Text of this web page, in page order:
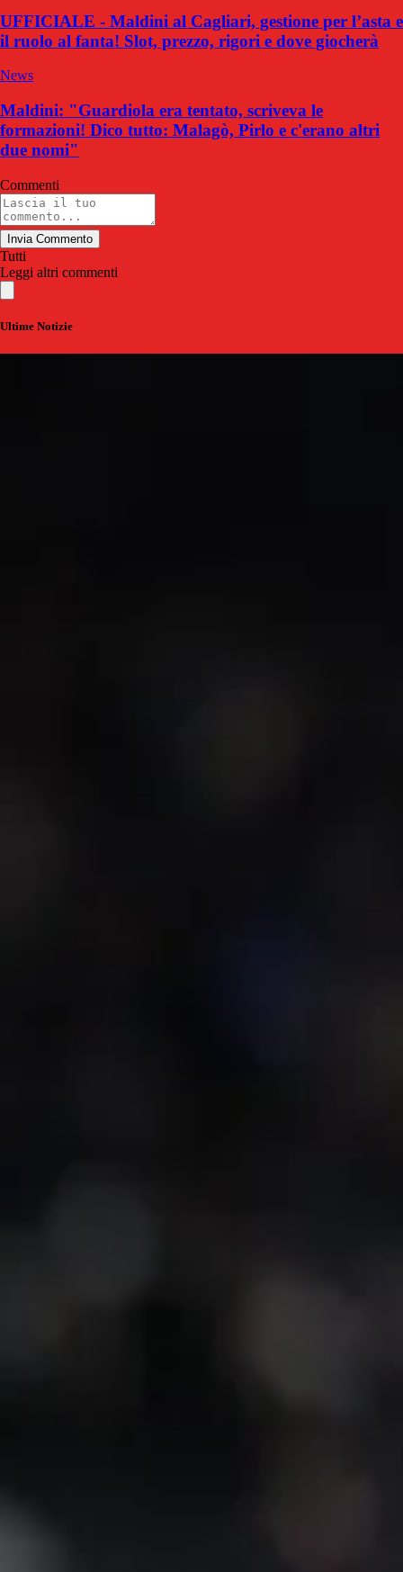
UFFICIALE - Maldini al Cagliari, gestione per l’asta e
il ruolo al fanta! Slot, prezzo, rigori e dove giocherà
News
Maldini: "Guardiola era tentato, scriveva le
formazioni! Dico tutto: Malagò, Pirlo e c'erano altri
due nomi"
Commenti
Invia Commento
Tutti
Leggi altri commenti
Ultime Notizie